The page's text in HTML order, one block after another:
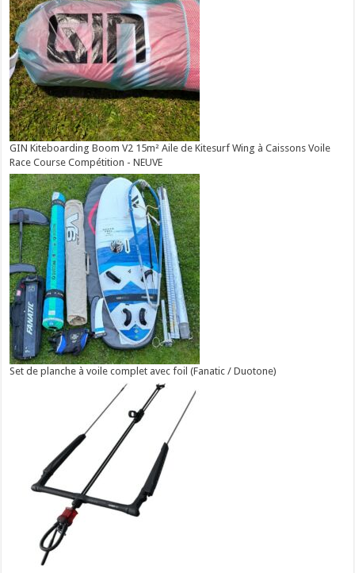
GIN Kiteboarding Boom V2 15m² Aile de Kitesurf Wing à Caissons Voile
Race Course Compétition - NEUVE
Set de planche à voile complet avec foil (Fanatic / Duotone)